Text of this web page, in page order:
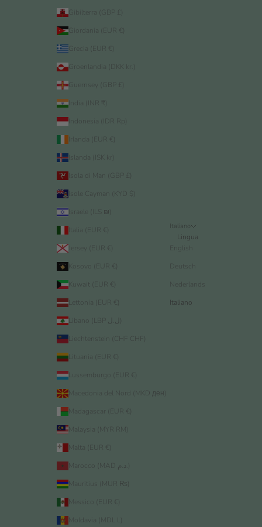
Gibilterra (GBP £)
Giordania (EUR €)
Grecia (EUR €)
Groenlandia (DKK kr.)
Guernsey (GBP £)
India (INR ₹)
Indonesia (IDR Rp)
Irlanda (EUR €)
Islanda (ISK kr)
Isola di Man (GBP £)
Isole Cayman (KYD $)
Israele (ILS ₪)
Italia (EUR €)
Jersey (EUR €)
Kuwait (EUR €)
Lettonia (EUR €)
Liechtenstein (CHF CHF)
Lituania (EUR €)
Lussemburgo (EUR €)
Macedonia del Nord (MKD ден)
Madagascar (EUR €)
Malaysia (MYR RM)
Malta (EUR €)
Mauritius (MUR ₨)
Messico (EUR €)
Moldavia (MDL L)
Italiano
Lingua
English
Deutsch
Nederlands
Italiano